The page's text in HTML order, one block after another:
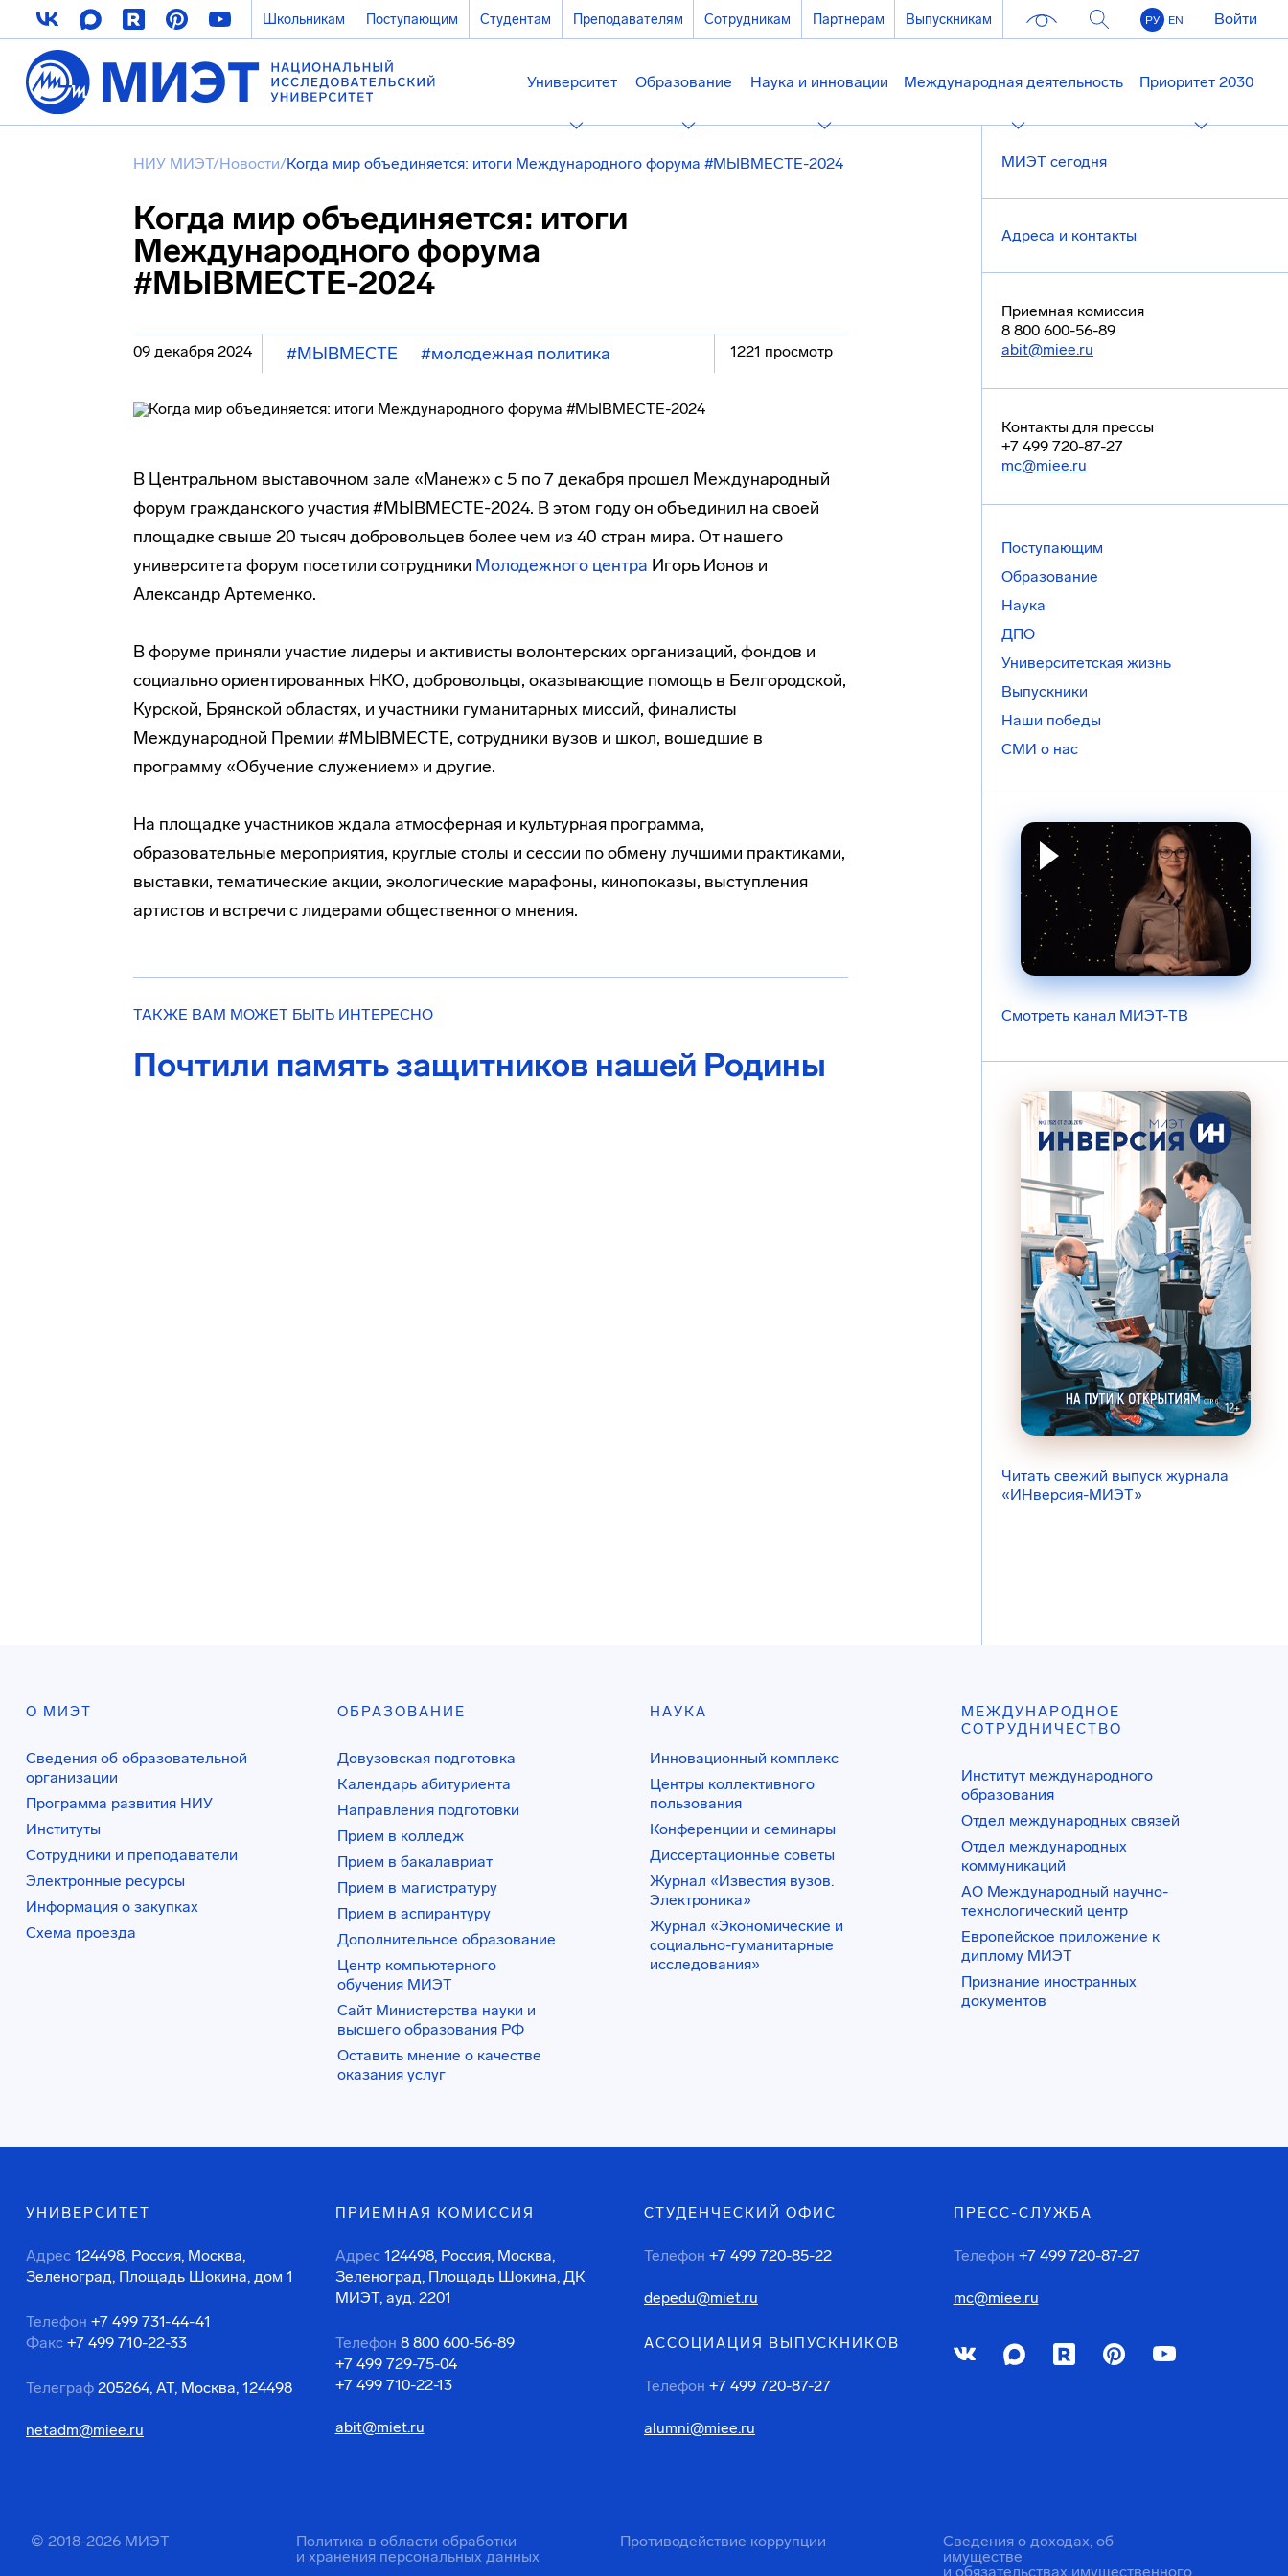
Школьникам Поступающим Студентам Преподавателям Сотрудникам Партнерам Выпускникам РУ EN Войти
Университет Образование Наука и инновации Международная деятельность Приоритет 2030
НИУ МИЭТ/Новости/Когда мир объединяется: итоги Международного форума #МЫВМЕСТЕ-2024
Когда мир объединяется: итоги
Международного форума
#МЫВМЕСТЕ-2024
09 декабря 2024 #МЫВМЕСТЕ #молодежная политика 1221 просмотр
В Центральном выставочном зале «Манеж» с 5 по 7 декабря прошел Международный
форум гражданского участия #МЫВМЕСТЕ-2024. В этом году он объединил на своей
площадке свыше 20 тысяч добровольцев более чем из 40 стран мира. От нашего
университета форум посетили сотрудники Молодежного центра Игорь Ионов и
Александр Артеменко.
В форуме приняли участие лидеры и активисты волонтерских организаций, фондов и
социально ориентированных НКО, добровольцы, оказывающие помощь в Белгородской,
Курской, Брянской областях, и участники гуманитарных миссий, финалисты
Международной Премии #МЫВМЕСТЕ, сотрудники вузов и школ, вошедшие в
программу «Обучение служением» и другие.
На площадке участников ждала атмосферная и культурная программа,
образовательные мероприятия, круглые столы и сессии по обмену лучшими практиками,
выставки, тематические акции, экологические марафоны, кинопоказы, выступления
артистов и встречи с лидерами общественного мнения.
ТАКЖЕ ВАМ МОЖЕТ БЫТЬ ИНТЕРЕСНО
Почтили память защитников нашей Родины
МИЭТ сегодня
Адреса и контакты
Приемная комиссия
8 800 600-56-89
abit@miee.ru
Контакты для прессы
+7 499 720-87-27
mc@miee.ru
Поступающим
Образование
Наука
ДПО
Университетская жизнь
Выпускники
Наши победы
СМИ о нас
Смотреть канал МИЭТ-ТВ
Читать свежий выпуск журнала
«ИНверсия-МИЭТ»
О МИЭТ
Сведения об образовательной
организации
Программа развития НИУ
Институты
Сотрудники и преподаватели
Электронные ресурсы
Информация о закупках
Схема проезда
ОБРАЗОВАНИЕ
Довузовская подготовка
Календарь абитуриента
Направления подготовки
Прием в колледж
Прием в бакалавриат
Прием в магистратуру
Прием в аспирантуру
Дополнительное образование
Центр компьютерного
обучения МИЭТ
Сайт Министерства науки и
высшего образования РФ
Оставить мнение о качестве
оказания услуг
НАУКА
Инновационный комплекс
Центры коллективного
пользования
Конференции и семинары
Диссертационные советы
Журнал «Известия вузов.
Электроника»
Журнал «Экономические и
социально-гуманитарные
исследования»
МЕЖДУНАРОДНОЕ
СОТРУДНИЧЕСТВО
Институт международного
образования
Отдел международных связей
Отдел международных
коммуникаций
АО Международный научно-
технологический центр
Европейское приложение к
диплому МИЭТ
Признание иностранных
документов
УНИВЕРСИТЕТ
Адрес 124498, Россия, Москва,
Зеленоград, Площадь Шокина, дом 1
Телефон +7 499 731-44-41
Факс +7 499 710-22-33
Телеграф 205264, АТ, Москва, 124498
netadm@miee.ru
ПРИЕМНАЯ КОМИССИЯ
Адрес 124498, Россия, Москва,
Зеленоград, Площадь Шокина, ДК
МИЭТ, ауд. 2201
Телефон 8 800 600-56-89
+7 499 729-75-04
+7 499 710-22-13
abit@miet.ru
СТУДЕНЧЕСКИЙ ОФИС
Телефон +7 499 720-85-22
depedu@miet.ru
АССОЦИАЦИЯ ВЫПУСКНИКОВ
Телефон +7 499 720-87-27
alumni@miee.ru
ПРЕСС-СЛУЖБА
Телефон +7 499 720-87-27
mc@miee.ru
© 2018-2026 МИЭТ
Политика в области обработки
и хранения персональных данных
Противодействие коррупции
Сведения о доходах, об
имуществе
и обязательствах имущественного